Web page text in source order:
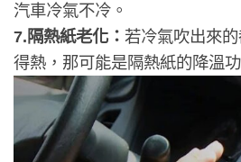
汽車冷氣不冷。
7.隔熱紙老化： 若冷氣吹出來
得熱，那可能是隔熱紙的降溫